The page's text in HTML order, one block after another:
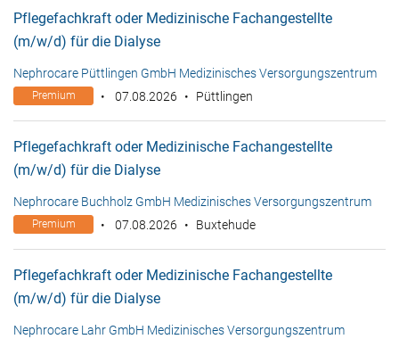
Pflegefachkraft oder Medizinische Fachangestellte
(m/w/d) für die Dialyse
Nephrocare Püttlingen GmbH Medizinisches Versorgungszentrum
Premium 07.08.2026 Püttlingen
Pflegefachkraft oder Medizinische Fachangestellte
(m/w/d) für die Dialyse
Nephrocare Buchholz GmbH Medizinisches Versorgungszentrum
Premium 07.08.2026 Buxtehude
Pflegefachkraft oder Medizinische Fachangestellte
(m/w/d) für die Dialyse
Nephrocare Lahr GmbH Medizinisches Versorgungszentrum